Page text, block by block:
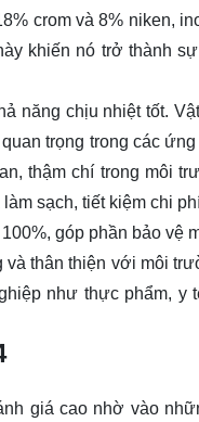
crom và 8% niken,
khiến nó trở thành
năng chịu nhiệt tốt.
trọng trong các
thậm chí trong môi
sạch, tiết kiệm chi
góp phần bảo vệ
thân thiện với môi
như thực phẩm, y
giá cao nhờ vào